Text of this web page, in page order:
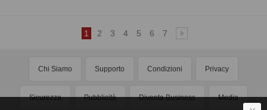
1 2 3 4 5 6 7
Chi Siamo Supporto Condizioni Privacy
Sicurezza Pubblicità Diventa Business Media